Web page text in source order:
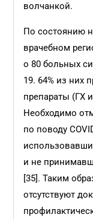
волчанкой.
По состоянию
врачебном
о 80 больных
19. 64% из них
препараты (ГХ
Необходимо
по поводу
и не
[35]. Таким
отсутствуют